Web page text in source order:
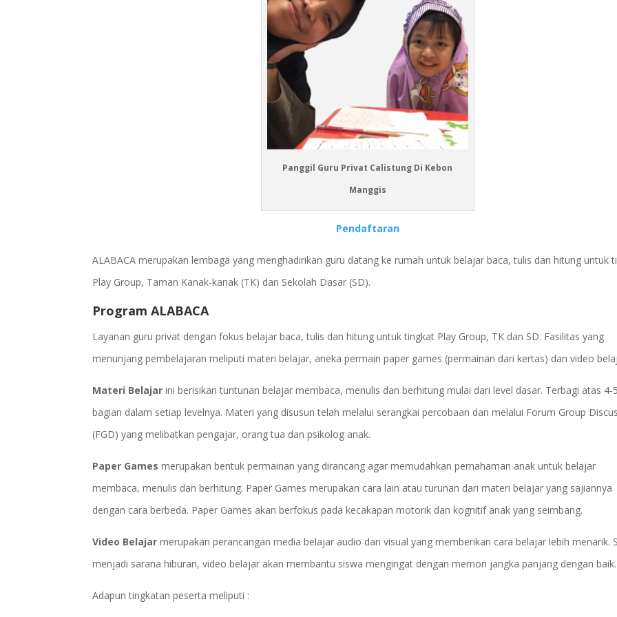
Panggil Guru Privat Calistung Di Kebon
Manggis
Pendaftaran
ALABACA merupakan lembaga yang menghadirikan guru datang ke rumah untuk belajar baca, tulis dan hitung untuk
Play Group, Taman Kanak-kanak (TK) dan Sekolah Dasar (SD).
Program ALABACA
Layanan guru privat dengan fokus belajar baca, tulis dan hitung untuk tingkat Play Group, TK dan SD. Fasilitas yang
menunjang pembelajaran meliputi materi belajar, aneka permain paper games (permainan dari kertas) dan video
Materi Belajar ini berisikan tuntunan belajar membaca, menulis dan berhitung mulai dari level dasar. Terbagi atas 4-5
bagian dalam setiap levelnya. Materi yang disusun telah melalui serangkai percobaan dan melalui Forum Group
(FGD) yang melibatkan pengajar, orang tua dan psikolog anak.
Paper Games merupakan bentuk permainan yang dirancang agar memudahkan pemahaman anak untuk belajar
membaca, menulis dan berhitung. Paper Games merupakan cara lain atau turunan dari materi belajar yang sajiannya
dengan cara berbeda. Paper Games akan berfokus pada kecakapan motorik dan kognitif anak yang seimbang.
Video Belajar merupakan perancangan media belajar audio dan visual yang memberikan cara belajar lebih menarik.
menjadi sarana hiburan, video belajar akan membantu siswa mengingat dengan memori jangka panjang dengan baik.
Adapun tingkatan peserta meliputi :